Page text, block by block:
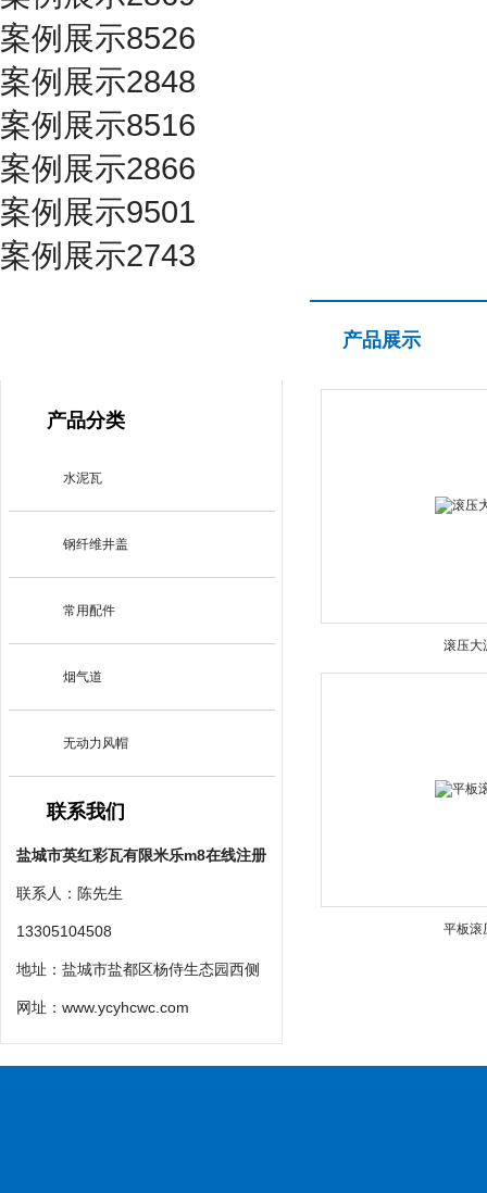
案例展示8526
案例展示2848
案例展示8516
案例展示2866
案例展示9501
案例展示2743
产品分类
水泥瓦
钢纤维井盖
常用配件
烟气道
无动力风帽
联系我们
盐城市英红彩瓦有限米乐m8在线注册
联系人：陈先生
13305104508
地址：盐城市盐都区杨侍生态园西侧
网址： www.ycyhcwc.com
产品展示
滚压大
平板滚